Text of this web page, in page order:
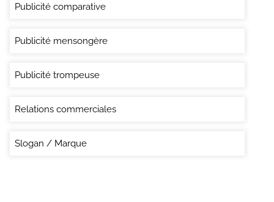
Publicité comparative
Publicité mensongère
Publicité trompeuse
Relations commerciales
Slogan / Marque